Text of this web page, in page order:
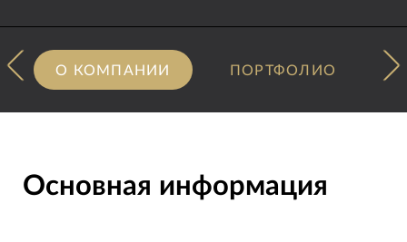
О КОМПАНИИ ПОРТФОЛИО
Основная информация